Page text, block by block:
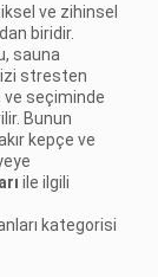
ve zihinsel
biridir.
sauna
stresten
seçiminde
Bunun
kepçe ve
ile ilgili
kategorisi